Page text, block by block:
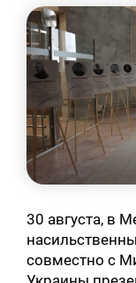
30 августа, в
совместно с